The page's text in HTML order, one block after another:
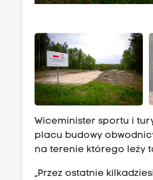
Wiceminister sportu i
placu budowy
na terenie którego leży
„Przez ostatnie